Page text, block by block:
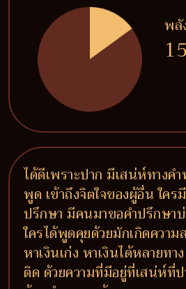
พลั
ได้ดีเพราะปาก มีเสน่ห์ทางค
พูด เข้าถึงจิตใจของผู้อื่น ใค
ปรึกษา มีคนมาขอคำปรึกษา
ใครได้พูดคุยด้วยมักเกิดควา
หาเงินเก่ง หาเงินได้หลายท
ติด ด้วยความที่มีอยู่ที่เสน่ห์ที่